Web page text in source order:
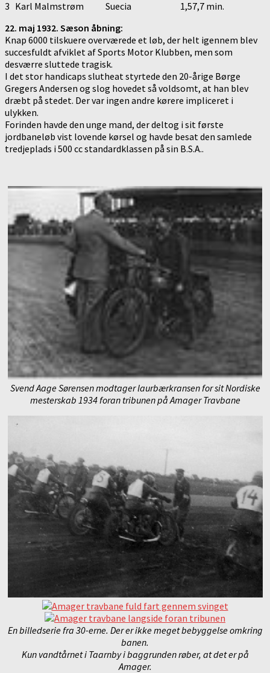
3 Karl Malmstrøm Suecia 1,57,7 min.
22. maj 1932. Sæson åbning:
Knap 6000 tilskuere overværede et løb, der helt igennem blev
succesfuldt afviklet af Sports Motor Klubben, men som
desværre sluttede tragisk.
I det stor handicaps slutheat styrtede den 20-årige Børge
Gregers Andersen og slog hovedet så voldsomt, at han blev
dræbt på stedet. Der var ingen andre kørere impliceret i
ulykken.
Forinden havde den unge mand, der deltog i sit første
jordbaneløb vist lovende kørsel og havde besat den samlede
tredjeplads i 500 cc standardklassen på sin B.S.A..
Svend Aage Sørensen modtager laurbærkransen for sit Nordiske
mesterskab 1934 foran tribunen på Amager Travbane
En billedserie fra 30-erne. Der er ikke meget bebyggelse omkring
banen.
Kun vandtårnet i Taarnby i baggrunden røber, at det er på
Amager.